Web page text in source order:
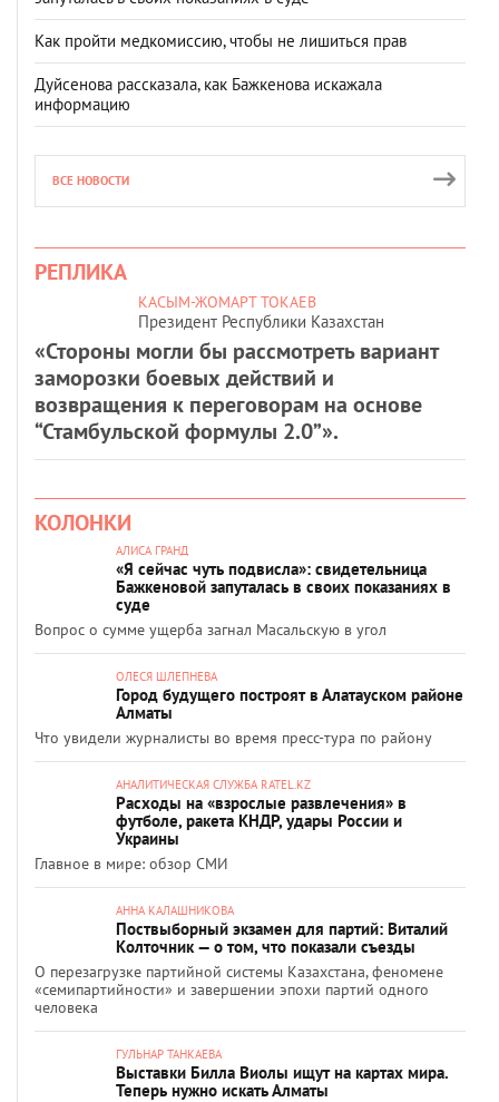
Как пройти медкомиссию, чтобы не лишиться прав
Дуйсенова рассказала, как Бажкенова искажала
информацию
ВСЕ НОВОСТИ
РЕПЛИКА
КАСЫМ-ЖОМАРТ ТОКАЕВ
Президент Республики Казахстан
«Стороны могли бы рассмотреть вариант
заморозки боевых действий и
возвращения к переговорам на основе
“Стамбульской формулы 2.0”».
КОЛОНКИ
АЛИСА ГРАНД
«Я сейчас чуть подвисла»: свидетельница
Бажкеновой запуталась в своих показаниях в
суде
Вопрос о сумме ущерба загнал Масальскую в угол
ОЛЕСЯ ШЛЕПНЕВА
Город будущего построят в Алатауском районе
Алматы
Что увидели журналисты во время пресс-тура по району
АНАЛИТИЧЕСКАЯ СЛУЖБА RATEL.KZ
Расходы на «взрослые развлечения» в
футболе, ракета КНДР, удары России и
Украины
Главное в мире: обзор СМИ
АННА КАЛАШНИКОВА
Поствыборный экзамен для партий: Виталий
Колточник — о том, что показали съезды
О перезагрузке партийной системы Казахстана, феномене
«семипартийности» и завершении эпохи партий одного
человека
ГУЛЬНАР ТАНКАЕВА
Выставки Билла Виолы ищут на картах мира.
Теперь нужно искать Алматы